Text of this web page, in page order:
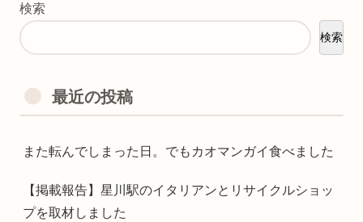
検索
検索
最近の投稿
また転んでしまった日。でもカオマンガイ食べました
【掲載報告】星川駅のイタリアンとリサイクルショッ
プを取材しました